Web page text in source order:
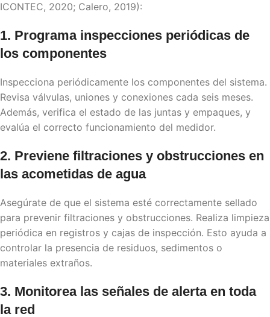
ICONTEC, 2020; Calero, 2019):
1. Programa inspecciones periódicas de
los componentes
Inspecciona periódicamente los componentes del sistema.
Revisa válvulas, uniones y conexiones cada seis meses.
Además, verifica el estado de las juntas y empaques, y
evalúa el correcto funcionamiento del medidor.
2. Previene filtraciones y obstrucciones en
las acometidas de agua
Asegúrate de que el sistema esté correctamente sellado
para prevenir filtraciones y obstrucciones. Realiza limpieza
periódica en registros y cajas de inspección. Esto ayuda a
controlar la presencia de residuos, sedimentos o
materiales extraños.
3. Monitorea las señales de alerta en toda
la red